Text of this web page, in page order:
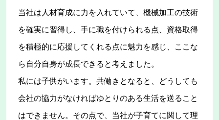
当社は人材育成に力を入れていて、機械加工の技術
を確実に習得し、手に職を付けられる点、資格取得
を積極的に応援してくれる点に魅力を感じ、ここな
ら自分自身が成長できると考えました。
私には子供がいます。共働きとなると、どうしても
会社の協力がなければゆとりのある生活を送ること
はできません。その点で、当社が子育てに関して理